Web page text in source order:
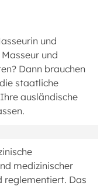
und
und
Dann brauchen
staatliche
ausländische
medizinischer
reglementiert. Das